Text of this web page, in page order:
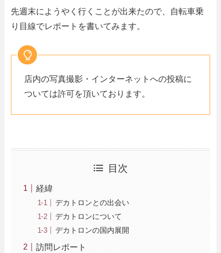
先週末にようやく行くことが出来たので、自転車乗
り目線でレポートを書いてみます。
店内の写真撮影・インターネットへの投稿に
ついては許可を頂いております。
目次
経緯
デカトロンとの出会い
デカトロンについて
デカトロンの国内展開
訪問レポート